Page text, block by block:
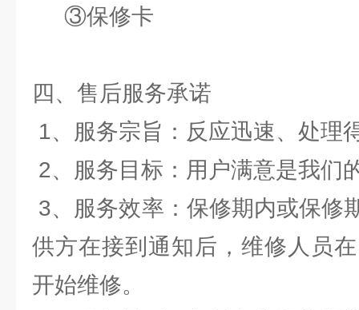
③保修卡
四、售后服务承诺
1、服务宗旨：反应迅速、处理
2、服务目标：用户满意是我们
3、服务效率：保修期内或保修
供方在接到通知后，维修人员
开始维修。